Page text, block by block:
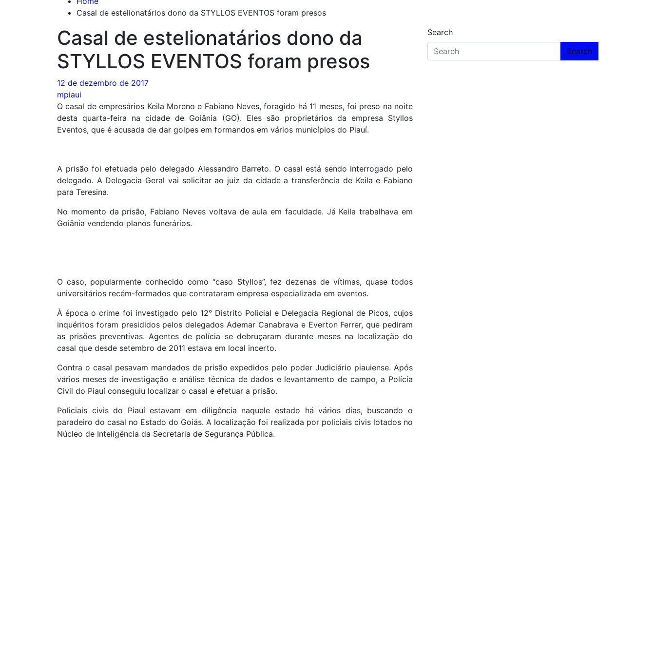
Casal de estelionatários dono da STYLLOS EVENTOS foram presos
Casal de estelionatários dono da
STYLLOS EVENTOS foram presos
12 de dezembro de 2017
mpiaui
O casal de empresários Keila Moreno e Fabiano Neves, foragido há 11 meses, foi preso na noite
desta quarta-feira na cidade de Goiânia (GO). Eles são proprietários da empresa Styllos
Eventos, que é acusada de dar golpes em formandos em vários municípios do Piauí.
A prisão foi efetuada pelo delegado Alessandro Barreto. O casal está sendo interrogado pelo
delegado. A Delegacia Geral vai solicitar ao juiz da cidade a transferência de Keila e Fabiano
para Teresina.
No momento da prisão, Fabiano Neves voltava de aula em faculdade. Já Keila trabalhava em
Goiânia vendendo planos funerários.
O caso, popularmente conhecido como “caso Styllos”, fez dezenas de vítimas, quase todos
universitários recém-formados que contrataram empresa especializada em eventos.
À época o crime foi investigado pelo 12° Distrito Policial e Delegacia Regional de Picos, cujos
inquéritos foram presididos pelos delegados Ademar Canabrava e Everton Ferrer, que pediram
as prisões preventivas. Agentes de polícia se debruçaram durante meses na localização do
casal que desde setembro de 2011 estava em local incerto.
Contra o casal pesavam mandados de prisão expedidos pelo poder Judiciário piauiense. Após
vários meses de investigação e análise técnica de dados e levantamento de campo, a Polícia
Civil do Piauí conseguiu localizar o casal e efetuar a prisão.
Policiais civis do Piauí estavam em diligência naquele estado há vários dias, buscando o
paradeiro do casal no Estado do Goiás. A localização foi realizada por policiais civis lotados no
Núcleo de Inteligência da Secretaria de Segurança Pública.
Search
Search